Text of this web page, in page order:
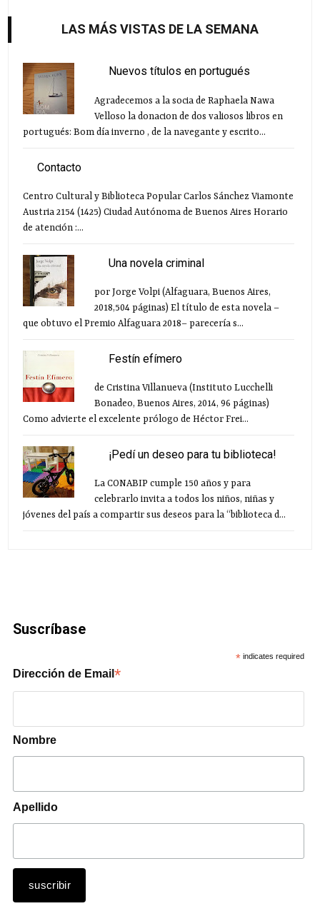
LAS MÁS VISTAS DE LA SEMANA
Nuevos títulos en portugués
Agradecemos a la socia de Raphaela Nawa
Velloso la donacion de dos valiosos libros en
portugués: Bom día inverno , de la navegante y escrito...
Contacto
Centro Cultural y Biblioteca Popular Carlos Sánchez Viamonte
Austria 2154 (1425) Ciudad Autónoma de Buenos Aires Horario
de atención :...
Una novela criminal
por Jorge Volpi (Alfaguara, Buenos Aires,
2018,504 páginas) El título de esta novela –
que obtuvo el Premio Alfaguara 2018– parecería s...
Festín efímero
de Cristina Villanueva (Instituto Lucchelli
Bonadeo, Buenos Aires, 2014, 96 páginas)
Como advierte el excelente prólogo de Héctor Frei...
¡Pedí un deseo para tu biblioteca!
La CONABIP cumple 150 años y para
celebrarlo invita a todos los niños, niñas y
jóvenes del país a compartir sus deseos para la “biblioteca d...
Suscríbase
* indicates required
Dirección de Email*
Nombre
Apellido